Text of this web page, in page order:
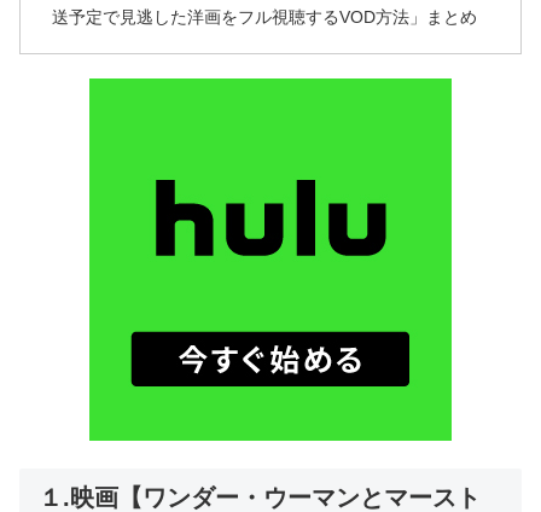
送予定で見逃した洋画をフル視聴するVOD方法」まとめ
１.映画【ワンダー・ウーマンとマースト